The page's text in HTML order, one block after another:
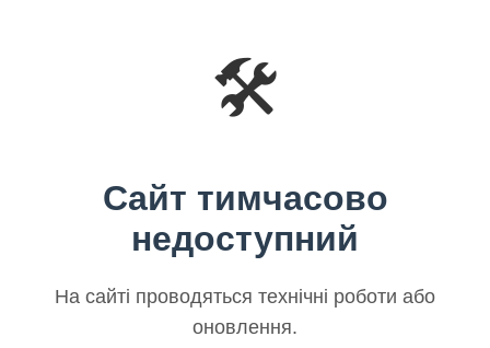
🛠️
Сайт тимчасово
недоступний
На сайті проводяться технічні роботи або
оновлення.